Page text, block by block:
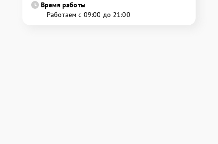
Время работы
Работаем с 09:00 до 21:00